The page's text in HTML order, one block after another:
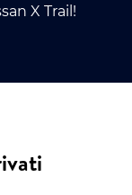
X Trail!